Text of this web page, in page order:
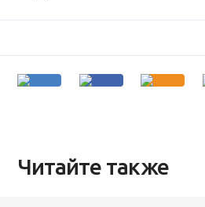
Читайте также